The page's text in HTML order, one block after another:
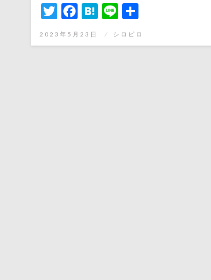
Twitter
Facebook
Hatena
Line
投
日:
2023年5月23日 シロピロ